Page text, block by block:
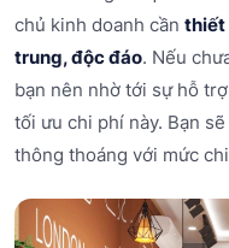
chủ kinh doanh cần thiết
trung, độc đáo. Nếu
bạn nên nhờ tới sự hỗ
tối ưu chi phí này. Bạn
thông thoáng với mức